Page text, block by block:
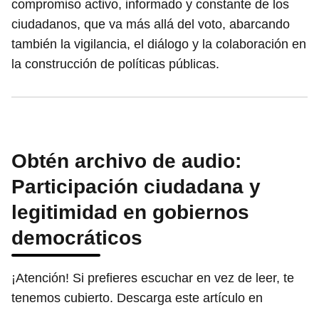
compromiso activo, informado y constante de los
ciudadanos, que va más allá del voto, abarcando
también la vigilancia, el diálogo y la colaboración en
la construcción de políticas públicas.
Obtén archivo de audio:
Participación ciudadana y
legitimidad en gobiernos
democráticos
¡Atención! Si prefieres escuchar en vez de leer, te
tenemos cubierto. Descarga este artículo en